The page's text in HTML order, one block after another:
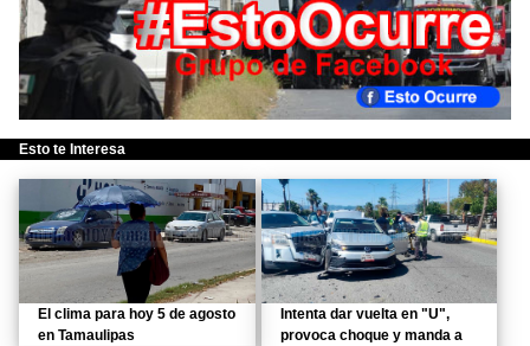
Esto te Interesa
El clima para hoy 5 de agosto
en Tamaulipas
Intenta dar vuelta en "U",
provoca choque y manda a